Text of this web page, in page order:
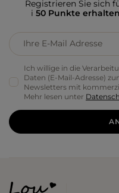
Registrieren Sie sich
i 50 Punkte erhalten
Ihre E-Mail Adresse
Ich willige in die
Daten (E-Mail-Adresse)
Newsletters mit
Mehr lesen unter